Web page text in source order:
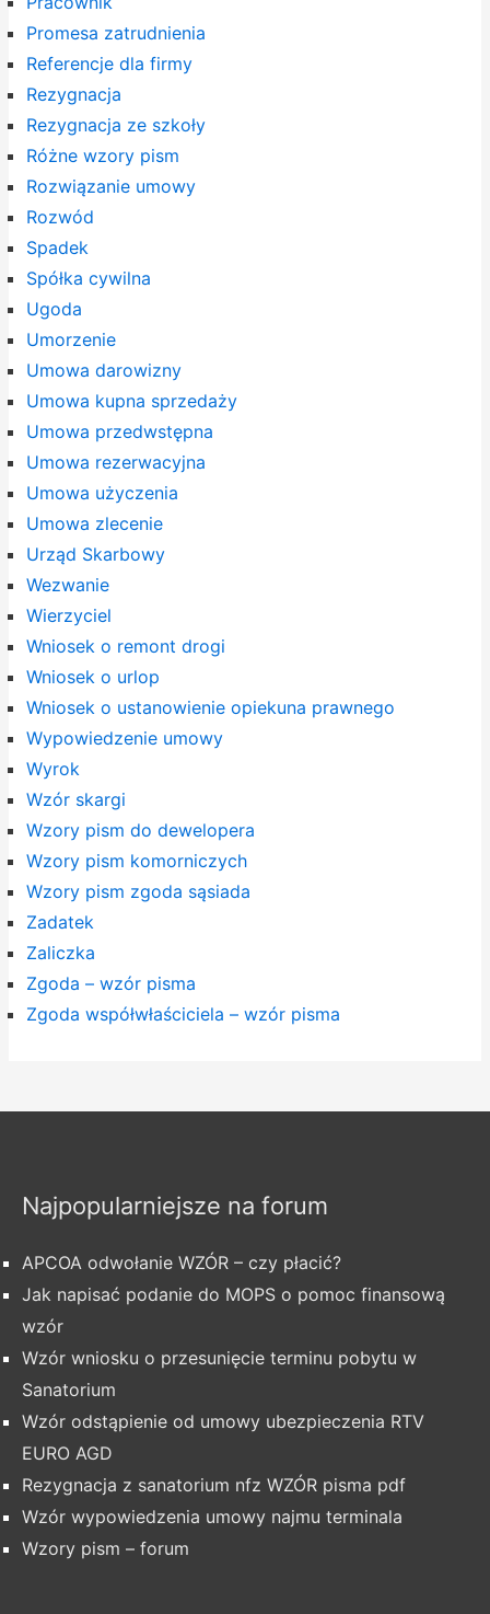
Promesa zatrudnienia
Referencje dla firmy
Rezygnacja
Rezygnacja ze szkoły
Różne wzory pism
Rozwiązanie umowy
Rozwód
Spadek
Spółka cywilna
Ugoda
Umorzenie
Umowa darowizny
Umowa kupna sprzedaży
Umowa przedwstępna
Umowa rezerwacyjna
Umowa użyczenia
Umowa zlecenie
Urząd Skarbowy
Wezwanie
Wierzyciel
Wniosek o remont drogi
Wniosek o urlop
Wniosek o ustanowienie opiekuna prawnego
Wypowiedzenie umowy
Wyrok
Wzór skargi
Wzory pism do dewelopera
Wzory pism komorniczych
Wzory pism zgoda sąsiada
Zadatek
Zaliczka
Zgoda – wzór pisma
Zgoda współwłaściciela – wzór pisma
Najpopularniejsze na forum
APCOA odwołanie WZÓR – czy płacić?
Jak napisać podanie do MOPS o pomoc finansową
wzór
Wzór wniosku o przesunięcie terminu pobytu w
Sanatorium
Wzór odstąpienie od umowy ubezpieczenia RTV
EURO AGD
Rezygnacja z sanatorium nfz WZÓR pisma pdf
Wzór wypowiedzenia umowy najmu terminala
Wzory pism – forum